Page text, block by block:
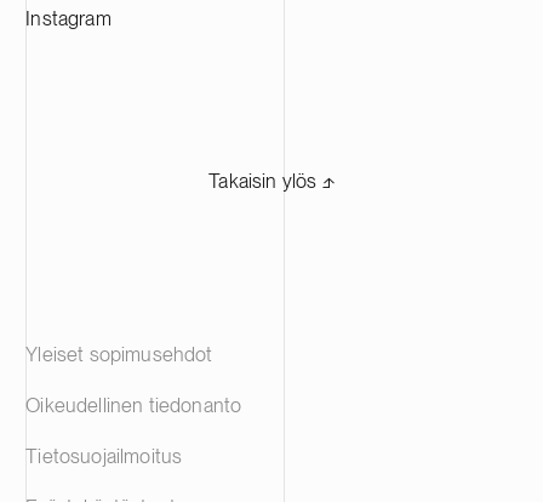
Instagram
Takaisin ylös ⬏
Yleiset sopimusehdot
Oikeudellinen tiedonanto
Tietosuojailmoitus